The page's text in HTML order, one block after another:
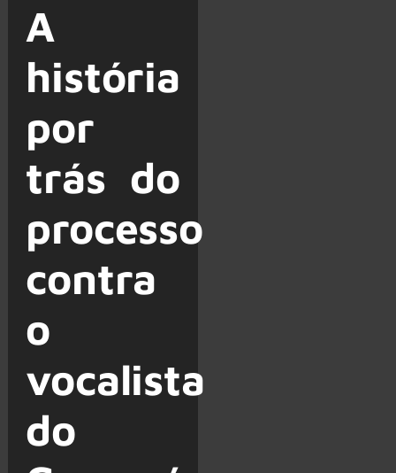
A
história
por
trás do
processo
contra
o
vocalista
do